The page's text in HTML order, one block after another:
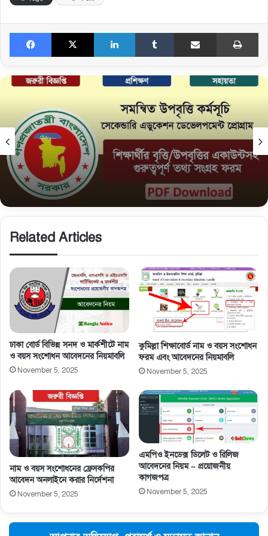
Facebook X LinkedIn Tumblr Share via Email
নিউজ
February 15, 2026
সমন্বিত উপবৃত্তি তথ্য ফরম: শিক্ষার্থীদের তথ্য এন্ট্রি ফরম
PDF ডাউনলোড
Related Articles
ঢাকা বোর্ড বিভিন্ন সনদ ও মার্কশীটে নাম
ও বয়স সংশোধন আবেদনের নিয়মাবলি
November 5, 2025
কুমিল্লা শিক্ষাবোর্ড নাম ও বয়স সংশোধন
ফরম এবং আবেদনের নিয়মাবলি
November 5, 2025
নাম ও বয়স সংশােধনের ফ্রেসকপির
আবেদন অনলাইনে করার নির্দেশনা
November 5, 2025
এমপিও ইনডেক্স ডিলেট ও রিলিজ
আবেদনের নিয়ম – প্রয়োজনীয়
কাগজপত্র
November 5, 2025